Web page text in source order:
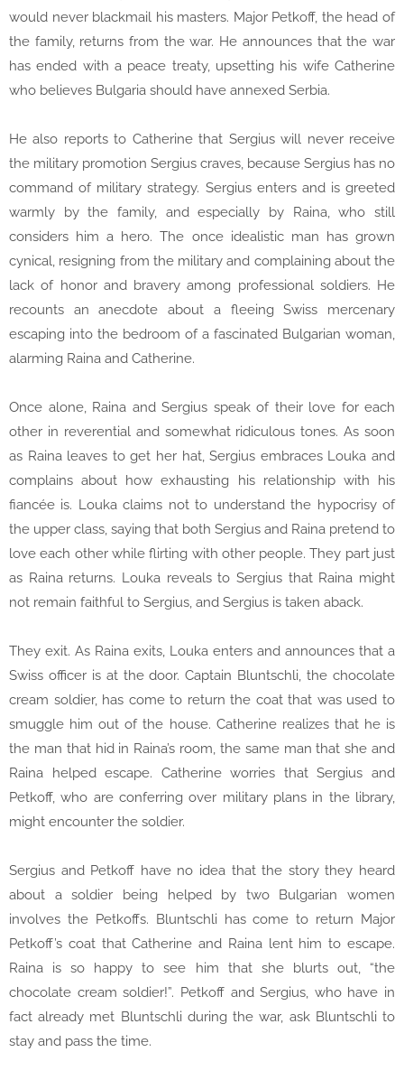
would never blackmail his masters. Major Petkoff, the head of
the family, returns from the war. He announces that the war
has ended with a peace treaty, upsetting his wife Catherine
who believes Bulgaria should have annexed Serbia.
He also reports to Catherine that Sergius will never receive
the military promotion Sergius craves, because Sergius has no
command of military strategy. Sergius enters and is greeted
warmly by the family, and especially by Raina, who still
considers him a hero. The once idealistic man has grown
cynical, resigning from the military and complaining about the
lack of honor and bravery among professional soldiers. He
recounts an anecdote about a fleeing Swiss mercenary
escaping into the bedroom of a fascinated Bulgarian woman,
alarming Raina and Catherine.
Once alone, Raina and Sergius speak of their love for each
other in reverential and somewhat ridiculous tones. As soon
as Raina leaves to get her hat, Sergius embraces Louka and
complains about how exhausting his relationship with his
fiancée is. Louka claims not to understand the hypocrisy of
the upper class, saying that both Sergius and Raina pretend to
love each other while flirting with other people. They part just
as Raina returns. Louka reveals to Sergius that Raina might
not remain faithful to Sergius, and Sergius is taken aback.
They exit. As Raina exits, Louka enters and announces that a
Swiss officer is at the door. Captain Bluntschli, the chocolate
cream soldier, has come to return the coat that was used to
smuggle him out of the house. Catherine realizes that he is
the man that hid in Raina’s room, the same man that she and
Raina helped escape. Catherine worries that Sergius and
Petkoff, who are conferring over military plans in the library,
might encounter the soldier.
Sergius and Petkoff have no idea that the story they heard
about a soldier being helped by two Bulgarian women
involves the Petkoffs. Bluntschli has come to return Major
Petkoff’s coat that Catherine and Raina lent him to escape.
Raina is so happy to see him that she blurts out, “the
chocolate cream soldier!”. Petkoff and Sergius, who have in
fact already met Bluntschli during the war, ask Bluntschli to
stay and pass the time.